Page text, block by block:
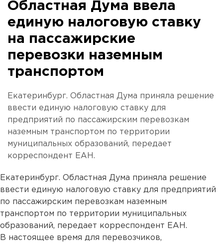
Областная Дума ввела
единую налоговую ставку
на пассажирские
перевозки наземным
транспортом
Екатеринбург. Областная Дума приняла решение
ввести единую налоговую ставку для
предприятий по пассажирским перевозкам
наземным транспортом по территории
муниципальных образований, передает
корреспондент ЕАН.
Екатеринбург. Областная Дума приняла решение
ввести единую налоговую ставку для предприятий
по пассажирским перевозкам наземным
транспортом по территории муниципальных
образований, передает корреспондент ЕАН.
В настоящее время для перевозчиков,